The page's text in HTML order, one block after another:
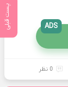
پست قبلی ADS
0 نظر